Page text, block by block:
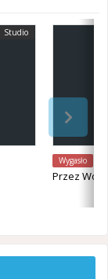
Studio
Wygasło
Przez